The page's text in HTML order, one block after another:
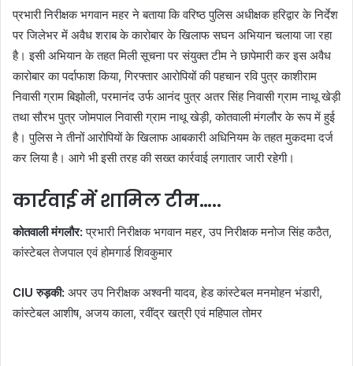
प्रभारी निरीक्षक भगवान महर ने बताया कि वरिष्ठ पुलिस अधीक्षक हरिद्वार के निर्देश
पर जिलेभर में अवैध शराब के कारोबार के खिलाफ सघन अभियान चलाया जा रहा
है। इसी अभियान के तहत मिली सूचना पर संयुक्त टीम ने छापेमारी कर इस अवैध
कारोबार का पर्दाफाश किया, गिरफ्तार आरोपियों की पहचान रवि पुत्र काशीराम
निवासी ग्राम बिझोली, परमानंद उर्फ आनंद पुत्र अतर सिंह निवासी ग्राम नाथू खेड़ी
तथा सौरभ पुत्र जोमपाल निवासी ग्राम नाथू खेड़ी, कोतवाली मंगलौर के रूप में हुई
है। पुलिस ने तीनों आरोपियों के खिलाफ आबकारी अधिनियम के तहत मुकदमा दर्ज
कर लिया है। आगे भी इसी तरह की सख्त कार्रवाई लगातार जारी रहेगी।
कार्रवाई में शामिल टीम…..
कोतवाली मंगलौर:प्रभारी निरीक्षक भगवान महर, उप निरीक्षक मनोज सिंह कठैत,
कांस्टेबल तेजपाल एवं होमगार्ड शिवकुमार
CIU रुड़की: अपर उप निरीक्षक अश्वनी यादव, हेड कांस्टेबल मनमोहन भंडारी,
कांस्टेबल आशीष, अजय काला, रवींद्र खत्री एवं महिपाल तोमर